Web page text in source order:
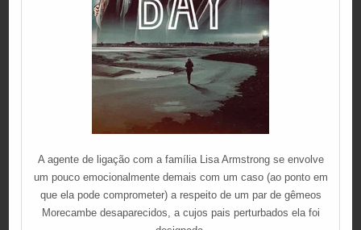
A agente de ligação com a família Lisa Armstrong se envolve
um pouco emocionalmente demais com um caso (ao ponto em
que ela pode comprometer) a respeito de um par de gêmeos
Morecambe desaparecidos, a cujos pais perturbados ela foi